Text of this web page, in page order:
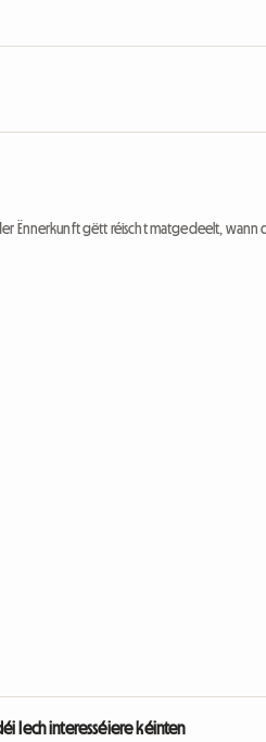
Ënnerkunft gëtt réischt matgedeelt, wann
Iech interesséiere kéinten